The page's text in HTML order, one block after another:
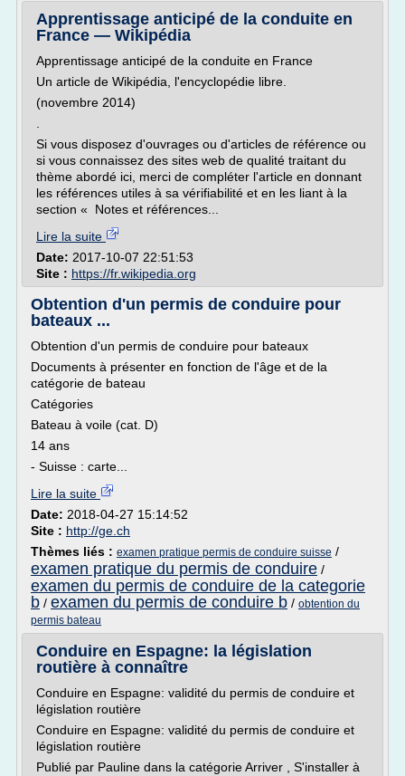
Apprentissage anticipé de la conduite en
France — Wikipédia
Apprentissage anticipé de la conduite en France
Un article de Wikipédia, l'encyclopédie libre.
(novembre 2014)
Si vous disposez d'ouvrages ou d'articles de référence ou
si vous connaissez des sites web de qualité traitant du
thème abordé ici, merci de compléter l'article en donnant
les références utiles à sa vérifiabilité et en les liant à la
section « Notes et références...
Lire la suite
Date: 2017-10-07 22:51:53
Site : https://fr.wikipedia.org
Obtention d'un permis de conduire pour
bateaux ...
Obtention d'un permis de conduire pour bateaux
Documents à présenter en fonction de l'âge et de la
catégorie de bateau
Catégories
Bateau à voile (cat. D)
14 ans
- Suisse : carte...
Lire la suite
Date: 2018-04-27 15:14:52
Site : http://ge.ch
Thèmes liés : examen pratique permis de conduire suisse /
examen pratique du permis de conduire /
examen du permis de conduire de la categorie
b / examen du permis de conduire b / obtention du
permis bateau
Conduire en Espagne: la législation
routière à connaître
Conduire en Espagne: validité du permis de conduire et
législation routière
Conduire en Espagne: validité du permis de conduire et
législation routière
Publié par Pauline dans la catégorie Arriver , S'installer à